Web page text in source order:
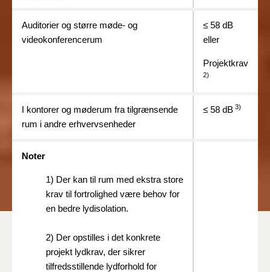
Auditorier og større møde- og
videokonferencerum
≤ 58 dB
eller
Projektkrav
2)
I kontorer og møderum fra tilgrænsende
rum i andre erhvervsenheder
≤ 58 dB 3)
Noter
1) Der kan til rum med ekstra store
krav til fortrolighed være behov for
en bedre lydisolation.
2) Der opstilles i det konkrete
projekt lydkrav, der sikrer
tilfredsstillende lydforhold for